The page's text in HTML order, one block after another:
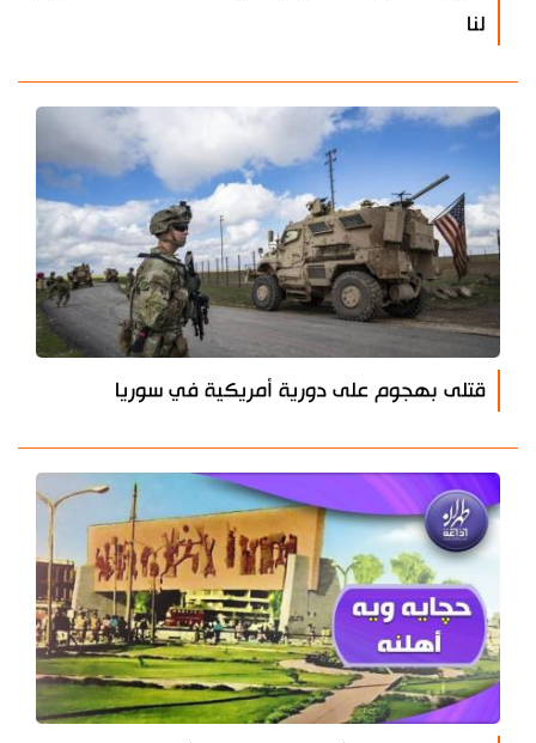
لنا
قتلى بهجوم على دورية أمريكية في سوريا